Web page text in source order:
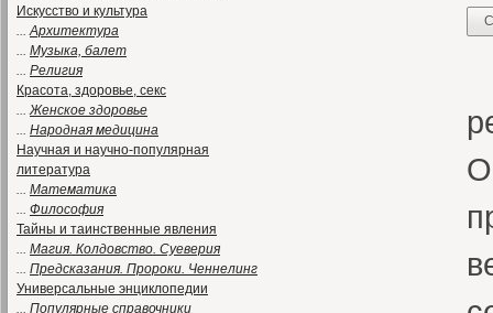
Искусство и культура
...Архитектура
... Музыка, балет
... Религия
Красота, здоровье, секс
...Женское здоровье
... Народная медицина
Научная и научно-популярная
литература
... Математика
... Философия
Тайны и таинственные явления
... Магия. Колдовство. Суеверия
... Предсказания. Пророки. Ченнелинг
Универсальные энциклопедии
... Популярные справочники